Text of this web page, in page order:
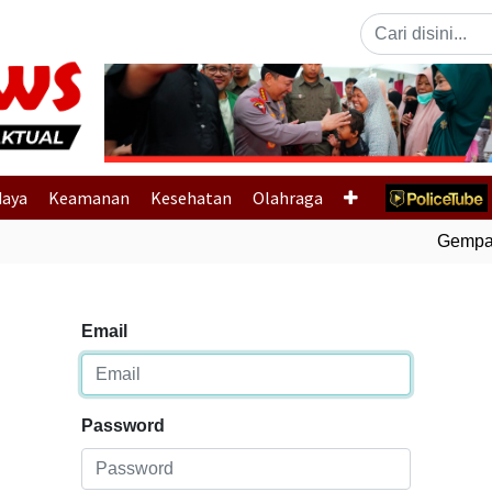
Previous
Keamanan Kesehatan Olahraga
Gempa
Email
Password